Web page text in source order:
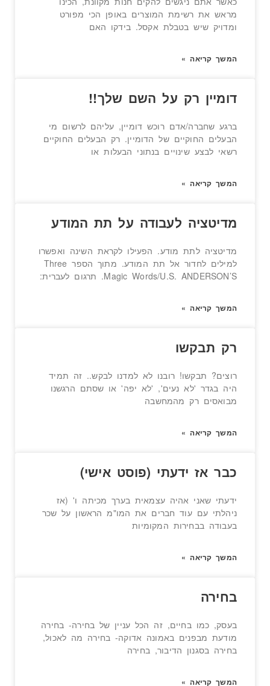
מראש את רשימת המוצרים באופן הכי מפורט
ומדויק שיש בטבלת אקסל. בידקו האם
המשך קריאה »
דומיין רק על השם שלך!!
ברגע שחברה/אדם רוכש דומיין, עליהם לרשום מי
הבעלים החוקיים של הדומיין. רק הבעלים החוקיים
רשאי לבצע שינויים בנתוני הבעלות או
המשך קריאה »
מדיטציה לעבודה על תת המודע
מדיטציה לתת מודע. הפעילו לקראת השינה ואפשרו
למילים לחדור אל תת המודע. מתוך הספר Three
Magic Words/U.S. ANDERSON’S. תרגום לעברית:
המשך קריאה »
רק תבקשו
רוצים? תבקשו! רובנו לא למדנו לבקש.. זה תמיד
היה בגדר 'לא נעים', 'לא יפה' או שסתם הרגשנו
מבואסים רק מהמחשבה
המשך קריאה »
כבר אז ידעתי (פוסט אישי)
ידעתי שאני אהיה עצמאית בערך מכיתה ו' (אז
ניהלתי עם עוד חברים את המו"מ הראשון על שכר
בעבודה בבחירות המקומיות
המשך קריאה »
בחירה
בעסק, כמו בחיים, זה הכל עניין של בחירה- בחירה
מודעת מבפנים באמונה אדוקה- בחירה מה לאכול,
בחירה בסגנון הדיבור, בחירה
המשך קריאה »